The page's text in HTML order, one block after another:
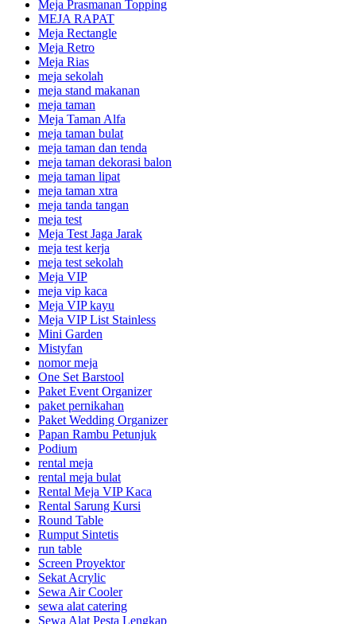
Meja Prasmanan Topping
MEJA RAPAT
Meja Rectangle
Meja Retro
Meja Rias
meja sekolah
meja stand makanan
meja taman
Meja Taman Alfa
meja taman bulat
meja taman dan tenda
meja taman dekorasi balon
meja taman lipat
meja taman xtra
meja tanda tangan
meja test
Meja Test Jaga Jarak
meja test kerja
meja test sekolah
Meja VIP
meja vip kaca
Meja VIP kayu
Meja VIP List Stainless
Mini Garden
Mistyfan
nomor meja
One Set Barstool
Paket Event Organizer
paket pernikahan
Paket Wedding Organizer
Papan Rambu Petunjuk
Podium
rental meja
rental meja bulat
Rental Meja VIP Kaca
Rental Sarung Kursi
Round Table
Rumput Sintetis
run table
Screen Proyektor
Sekat Acrylic
Sewa Air Cooler
sewa alat catering
Sewa Alat Pesta Lengkap